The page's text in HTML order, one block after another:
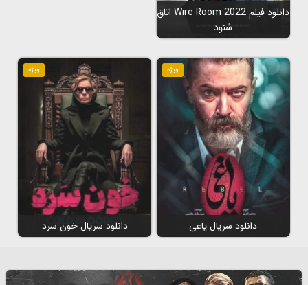
دانلود فیلم Wire Room 2022 اتاق
شنود
ویژه
دانلود سریال یاغی
ویژه
دانلود سریال خون سرد